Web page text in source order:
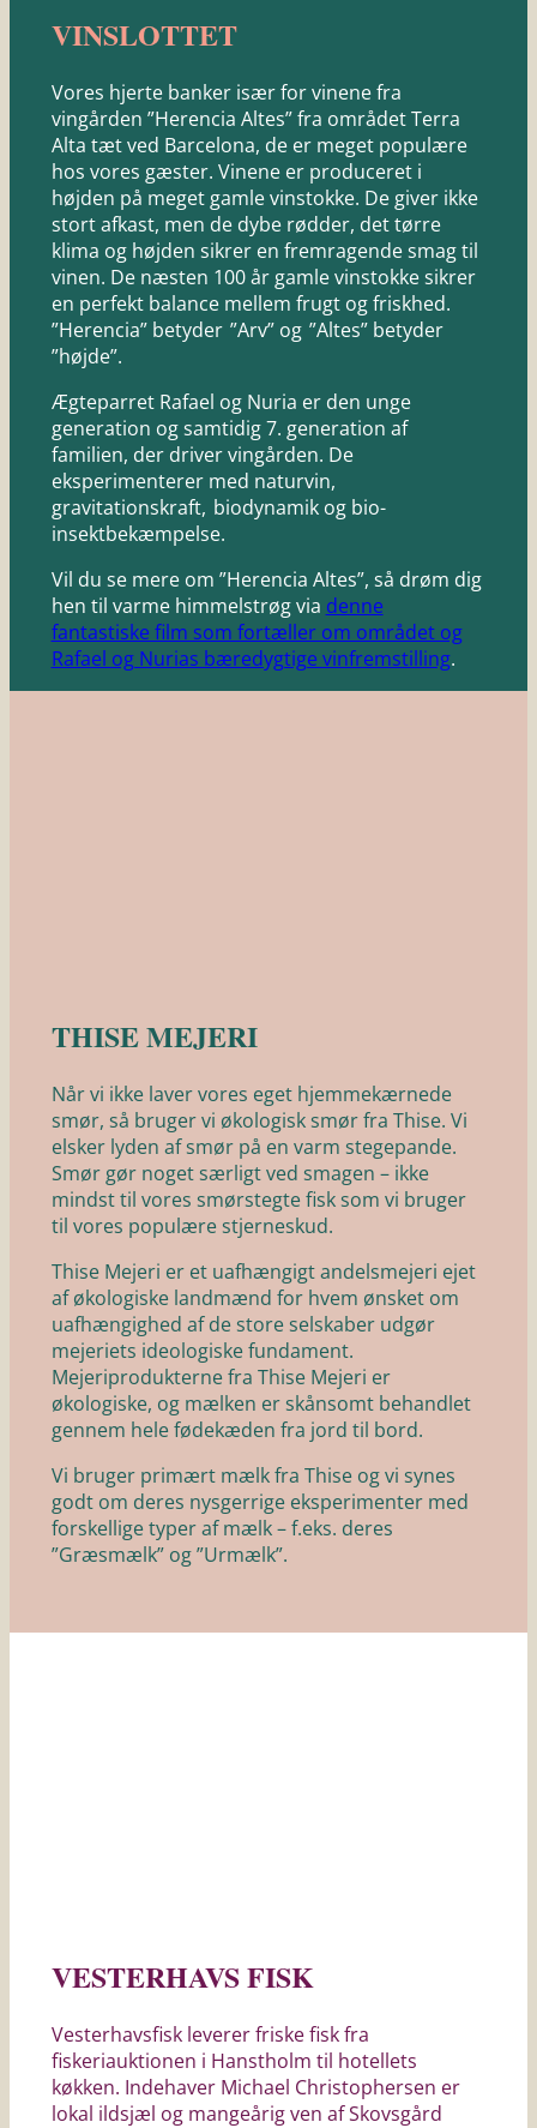
VINSLOTTET
Vores hjerte banker især for vinene fra
vingården ”Herencia Altes” fra området Terra
Alta tæt ved Barcelona, de er meget populære
hos vores gæster. Vinene er produceret i
højden på meget gamle vinstokke. De giver ikke
stort afkast, men de dybe rødder, det tørre
klima og højden sikrer en fremragende smag til
vinen. De næsten 100 år gamle vinstokke sikrer
en perfekt balance mellem frugt og friskhed.
”Herencia” betyder ”Arv” og ”Altes” betyder
”højde”.
Ægteparret Rafael og Nuria er den unge
generation og samtidig 7. generation af
familien, der driver vingården. De
eksperimenterer med naturvin,
gravitationskraft, biodynamik og bio-
insektbekæmpelse.
Vil du se mere om ”Herencia Altes”, så drøm dig
hen til varme himmelstrøg via denne
fantastiske film som fortæller om området og
Rafael og Nurias bæredygtige vinfremstilling.
THISE MEJERI
Når vi ikke laver vores eget hjemmekærnede
smør, så bruger vi økologisk smør fra Thise. Vi
elsker lyden af smør på en varm stegepande.
Smør gør noget særligt ved smagen – ikke
mindst til vores smørstegte fisk som vi bruger
til vores populære stjerneskud.
Thise Mejeri er et uafhængigt andelsmejeri ejet
af økologiske landmænd for hvem ønsket om
uafhængighed af de store selskaber udgør
mejeriets ideologiske fundament.
Mejeriprodukterne fra Thise Mejeri er
økologiske, og mælken er skånsomt behandlet
gennem hele fødekæden fra jord til bord.
Vi bruger primært mælk fra Thise og vi synes
godt om deres nysgerrige eksperimenter med
forskellige typer af mælk – f.eks. deres
”Græsmælk” og ”Urmælk”.
VESTERHAVS FISK
Vesterhavsfisk leverer friske fisk fra
fiskeriauktionen i Hanstholm til hotellets
køkken. Indehaver Michael Christophersen er
lokal ildsjæl og mangeårig ven af Skovsgård